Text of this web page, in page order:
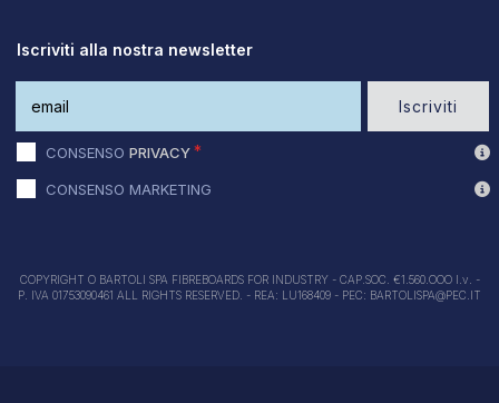
Iscriviti alla nostra newsletter
Iscriviti
CONSENSO PRIVACY
CONSENSO MARKETING
COPYRIGHT O BARTOLI SPA FIBREBOARDS FOR INDUSTRY - CAP.SOC. €1.560.OOO I.v. -
P. IVA 01753090461 ALL RIGHTS RESERVED. - REA: LU168409 - PEC: BARTOLISPA@PEC.IT